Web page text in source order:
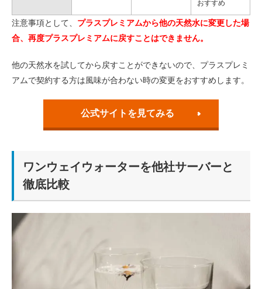
おすすめ
注意事項として、 プラスプレミアムから他の天然水に変更した場
合、再度プラスプレミアムに戻すことはできません。
他の天然水を試してから戻すことができないので、プラスプレミ
アムで契約する方は風味が合わない時の変更をおすすめします。
公式サイトを見てみる
ワンウェイウォーターを他社サーバーと
徹底比較